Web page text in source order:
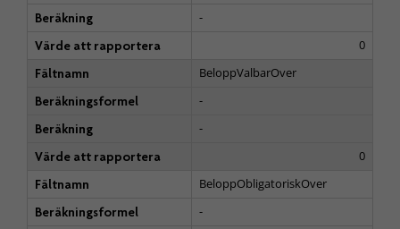
Beräkning
-
Värde att rapportera
0
Fältnamn
BeloppValbarOver
Beräkningsformel
-
Beräkning
-
Värde att rapportera
0
Fältnamn
BeloppObligatoriskOver
Beräkningsformel
-